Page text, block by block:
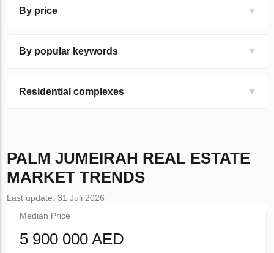
By price
By popular keywords
Residential complexes
PALM JUMEIRAH REAL ESTATE
MARKET TRENDS
Last update: 31 Juli 2026
Median Price
5 900 000 AED